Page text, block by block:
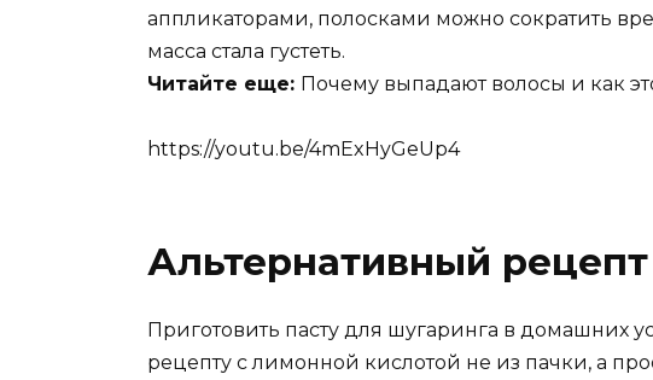
аппликаторами, полосками можно сократить
масса стала густеть.
Читайте еще: Почему выпадают волосы и как
https://youtu.be/4mExHyGeUp4
Альтернативный рецепт
Приготовить пасту для шугаринга в домашних
рецепту с лимонной кислотой не из пачки, а